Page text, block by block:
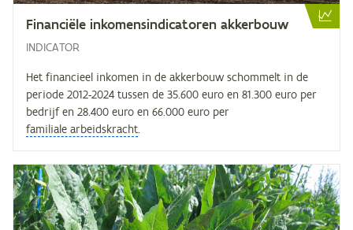
Fi­nan­ci­ë­le in­ko­mens­in­di­ca­to­ren akkerbouw
INDICATOR
Het financieel inkomen in de akkerbouw schommelt in de
periode 2012-2024 tussen de 35.600 euro en 81.300 euro per
bedrijf en 28.400 euro en 66.000 euro per
familiale arbeidskracht.